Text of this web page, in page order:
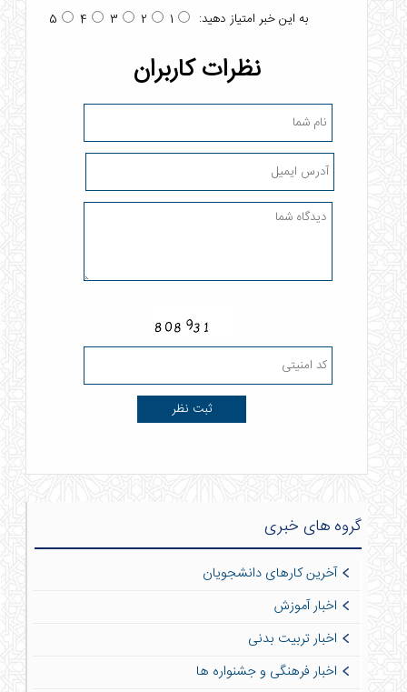
به این خبر امتیاز دهید: 1
2
3
4
5
نظرات کاربران
گروه های خبری
آخرین کارهای دانشجویان
اخبار آموزش
اخبار تربیت بدنی
اخبار فرهنگی و جشنواره ها